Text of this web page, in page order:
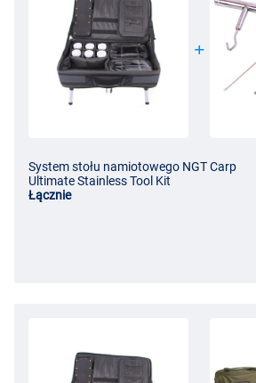
System stołu namiotowego NGT Carp
Ultimate Stainless Tool Kit
Łącznie